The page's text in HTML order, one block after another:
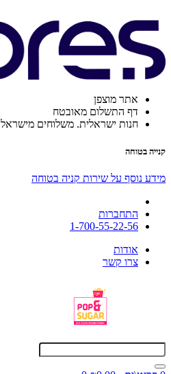
אתר מוצפן
דף התשלום מאובטח
חנות ישראלית. משלוחים מישראל
קנייה בטוחה
מידע נוסף על שירות קניה בטוחה
התחברות
1-700-55-22-56
אודות
צרו קשר